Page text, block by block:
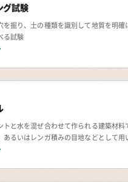
グ試験
を掘り、土の種類を識別して地質を明確
る試験
トと水を混ぜ合わせて作られる建築材料
あるいはレンガ積みの目地などとして用